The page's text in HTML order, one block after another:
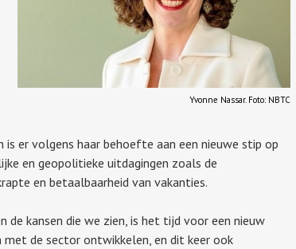
Yvonne Nassar. Foto: NBTC
er volgens haar behoefte aan een nieuwe stip op
en geopolitieke uitdagingen zoals de
en betaalbaarheid van vakanties.
de kansen die we zien, is het tijd voor een nieuw
met de sector ontwikkelen, en dit keer ook